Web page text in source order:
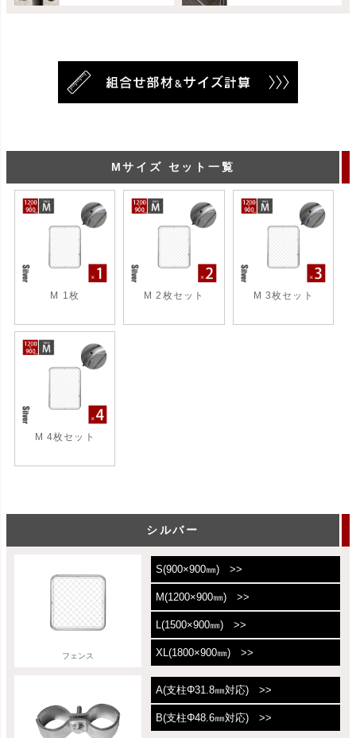
Mサイズ セット一覧
M 1枚 M 2枚セット M 3枚セット
M 4枚セット
シルバー
フェンス
S(900×900㎜) >>
M(1200×900㎜) >>
L(1500×900㎜) >>
XL(1800×900㎜) >>
A(支柱Φ31.8㎜対応) >>
B(支柱Φ48.6㎜対応) >>